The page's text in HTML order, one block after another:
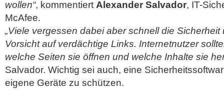
wollen“, kommentiert Alexander Salvador, IT-
McAfee.
„Viele vergessen dabei aber schnell die
Vorsicht auf verdächtige Links. Internetnutzer
welche Seiten sie öffnen und welche Inhalte sie
Salvador. Wichtig sei auch, eine
eigene Geräte zu schützen.